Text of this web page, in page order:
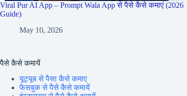
Viral Pur AI App – Prompt Wala App से पैसे कैसे कमाएं (2026
Guide)
May 10, 2026
पैसे कैसे कमायें
यूट्यूब से पैसा कैसे कमाए
फेसबुक से पैसे कैसे कमायें